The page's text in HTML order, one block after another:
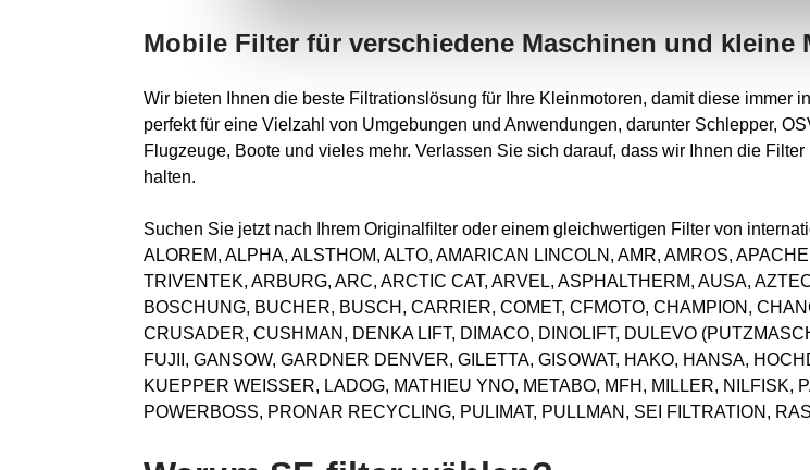
Mobile Filter für verschiedene Maschinen und kleine
Wir bieten Ihnen die beste Filtrationslösung für Ihre Kleinmotoren, damit diese immer
perfekt für eine Vielzahl von Umgebungen und Anwendungen, darunter Schlepper,
Flugzeuge, Boote und vieles mehr. Verlassen Sie sich darauf, dass wir Ihnen die
halten.
Suchen Sie jetzt nach Ihrem Originalfilter oder einem gleichwertigen Filter von
ALOREM, ALPHA, ALSTHOM, ALTO, AMARICAN LINCOLN, AMR, AMROS,
TRIVENTEK, ARBURG, ARC, ARCTIC CAT, ARVEL, ASPHALTHERM, AUSA,
BOSCHUNG, BUCHER, BUSCH, CARRIER, COMET, CFMOTO, CHAMPION,
CRUSADER, CUSHMAN, DENKA LIFT, DIMACO, DINOLIFT, DULEVO
FUJII, GANSOW, GARDNER DENVER, GILETTA, GISOWAT, HAKO, HANSA,
KUEPPER WEISSER, LADOG, MATHIEU YNO, METABO, MFH, MILLER, NILFISK,
POWERBOSS, PRONAR RECYCLING, PULIMAT, PULLMAN, SEI FILTRATION,